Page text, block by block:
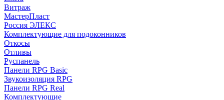
Витраж
МастерПласт
Россия ЭЛЕКС
Комплектующие для подоконников
Откосы
Отливы
Руспанель
Панели RPG Basic
Звукоизоляция RPG
Панели RPG Real
Комплектующие